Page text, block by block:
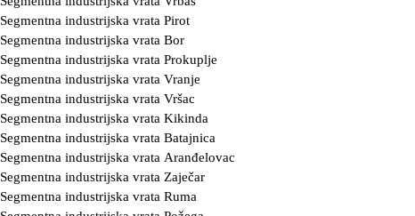
Segmentna industrijska vrata Pirot
Segmentna industrijska vrata Bor
Segmentna industrijska vrata Prokuplje
Segmentna industrijska vrata Vranje
Segmentna industrijska vrata Vršac
Segmentna industrijska vrata Kikinda
Segmentna industrijska vrata Batajnica
Segmentna industrijska vrata Aranđelovac
Segmentna industrijska vrata Zaječar
Segmentna industrijska vrata Ruma